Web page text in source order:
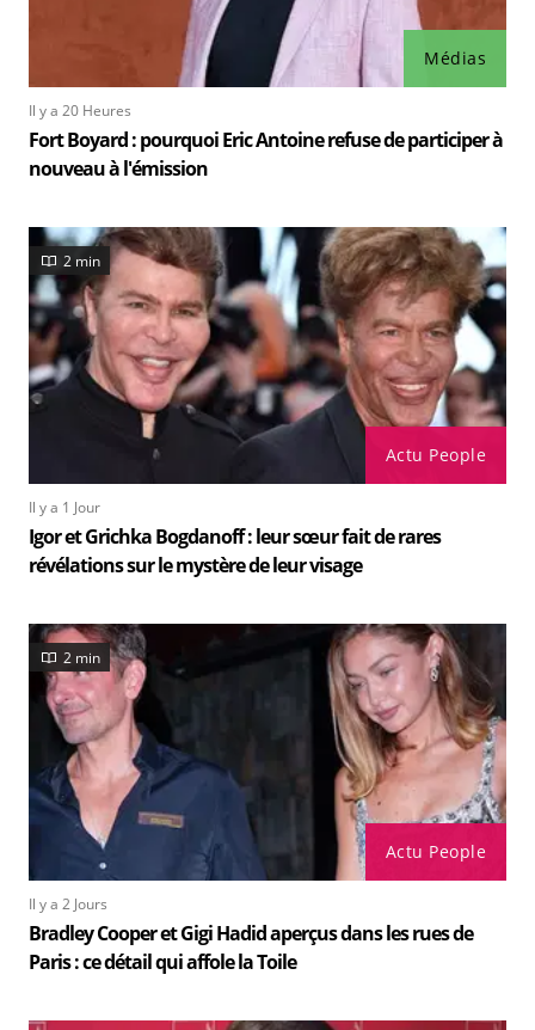
Médias
Il y a 20 Heures
Fort Boyard : pourquoi Eric Antoine refuse de participer à
nouveau à l'émission
Actu People
2 min
Il y a 1 Jour
Igor et Grichka Bogdanoff : leur sœur fait de rares
révélations sur le mystère de leur visage
Actu People
2 min
Il y a 2 Jours
Bradley Cooper et Gigi Hadid aperçus dans les rues de
Paris : ce détail qui affole la Toile